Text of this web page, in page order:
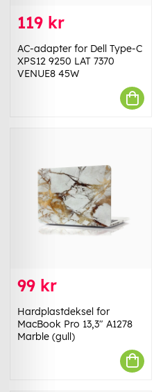
119 kr
AC-adapter for Dell Type-C
XPS12 9250 LAT 7370
VENUE8 45W
99 kr
Hardplastdeksel for
MacBook Pro 13,3" A1278
Marble (gull)